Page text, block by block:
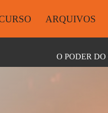
ARQUIVOS
O PODER